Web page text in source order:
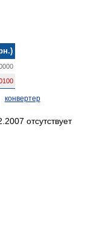
конвертер
отсутствует